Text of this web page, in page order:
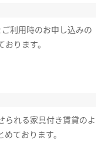
利用時のお申し込みの
ります。
られる家具付き賃貸のよ
ております。